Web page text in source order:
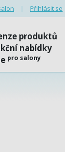
| Přihlásit se
produktů
nabídky
pro salony